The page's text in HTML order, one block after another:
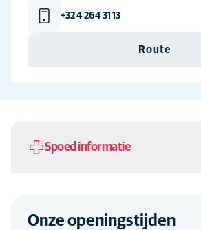
+32 4 264 31 13
Route
Spoed informatie
Onze openingstijden